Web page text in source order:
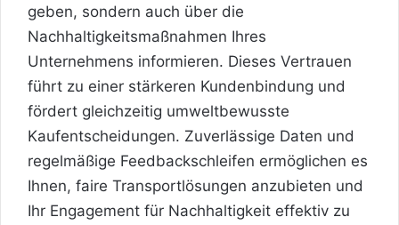
geben, sondern auch über die
Nachhaltigkeitsmaßnahmen Ihres
Unternehmens informieren. Dieses Vertrauen
führt zu einer stärkeren Kundenbindung und
fördert gleichzeitig umweltbewusste
Kaufentscheidungen. Zuverlässige Daten und
regelmäßige Feedbackschleifen ermöglichen es
Ihnen, faire Transportlösungen anzubieten und
Ihr Engagement für Nachhaltigkeit effektiv zu